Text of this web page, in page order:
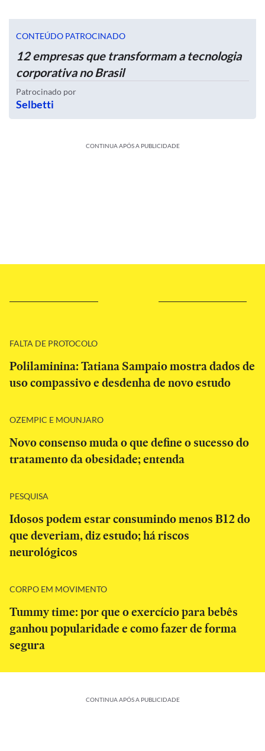
CONTEÚDO PATROCINADO
12 empresas que transformam a tecnologia
corporativa no Brasil
Patrocinado por
Selbetti
CONTINUA APÓS A PUBLICIDADE
FALTA DE PROTOCOLO
Polilaminina: Tatiana Sampaio mostra dados de
uso compassivo e desdenha de novo estudo
OZEMPIC E MOUNJARO
Novo consenso muda o que define o sucesso do
tratamento da obesidade; entenda
PESQUISA
Idosos podem estar consumindo menos B12 do
que deveriam, diz estudo; há riscos
neurológicos
CORPO EM MOVIMENTO
Tummy time: por que o exercício para bebês
ganhou popularidade e como fazer de forma
segura
CONTINUA APÓS A PUBLICIDADE